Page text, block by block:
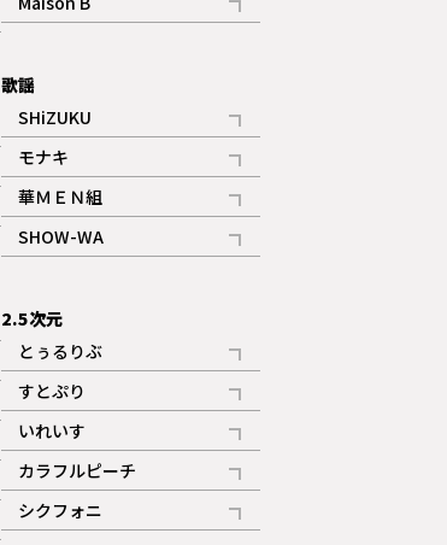
ギャラリー
記事
歌謡
SHiZUKU
記事
モナキ
記事
華ＭＥＮ組
記事
SHOW-WA
記事
2.5次元
とぅるりぶ
記事
すとぷり
記事
ギャラリー
いれいす
記事
ギャラリー
カラフルピーチ
記事
シクフォニ
記事